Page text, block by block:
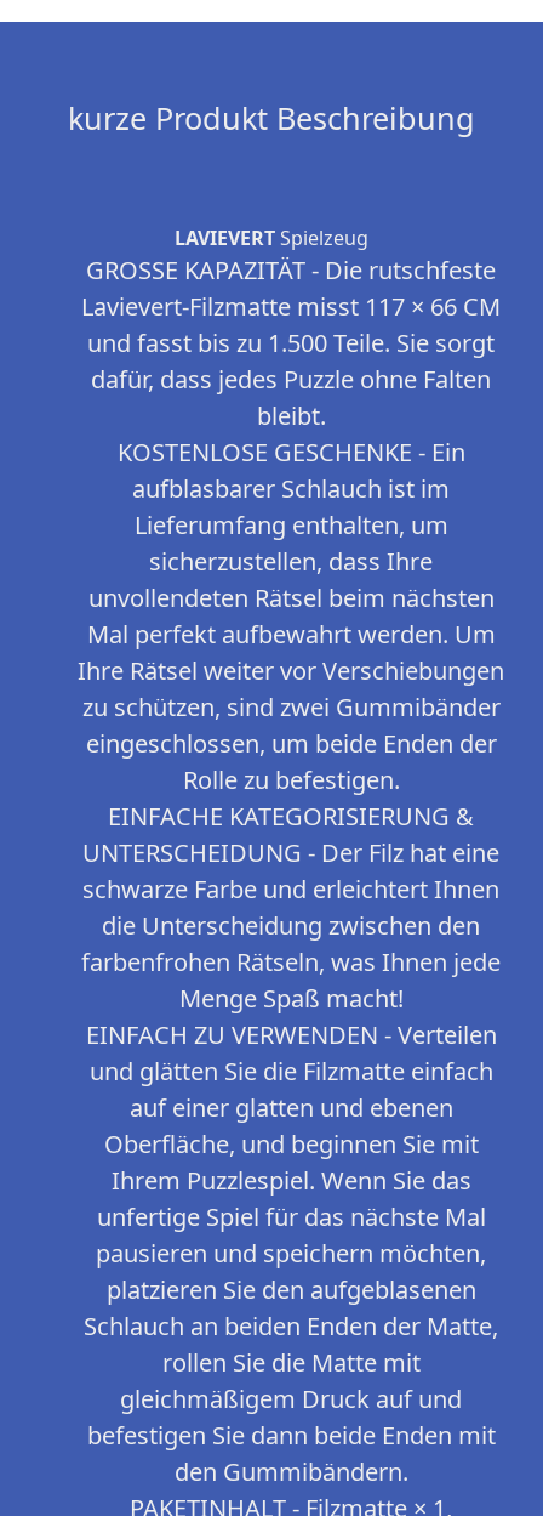
kurze Produkt Beschreibung
LAVIEVERTSpielzeug
GROSSE KAPAZITÄT - Die rutschfeste
Lavievert-Filzmatte misst 117 × 66 CM
und fasst bis zu 1.500 Teile. Sie sorgt
dafür, dass jedes Puzzle ohne Falten
bleibt.
KOSTENLOSE GESCHENKE - Ein
aufblasbarer Schlauch ist im
Lieferumfang enthalten, um
sicherzustellen, dass Ihre
unvollendeten Rätsel beim nächsten
Mal perfekt aufbewahrt werden. Um
Ihre Rätsel weiter vor Verschiebungen
zu schützen, sind zwei Gummibänder
eingeschlossen, um beide Enden der
Rolle zu befestigen.
EINFACHE KATEGORISIERUNG &
UNTERSCHEIDUNG - Der Filz hat eine
schwarze Farbe und erleichtert Ihnen
die Unterscheidung zwischen den
farbenfrohen Rätseln, was Ihnen jede
Menge Spaß macht!
EINFACH ZU VERWENDEN - Verteilen
und glätten Sie die Filzmatte einfach
auf einer glatten und ebenen
Oberfläche, und beginnen Sie mit
Ihrem Puzzlespiel. Wenn Sie das
unfertige Spiel für das nächste Mal
pausieren und speichern möchten,
platzieren Sie den aufgeblasenen
Schlauch an beiden Enden der Matte,
rollen Sie die Matte mit
gleichmäßigem Druck auf und
befestigen Sie dann beide Enden mit
den Gummibändern.
PAKETINHALT - Filzmatte × 1,